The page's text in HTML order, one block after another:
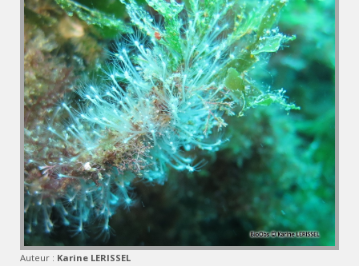
Auteur : Karine LERISSEL